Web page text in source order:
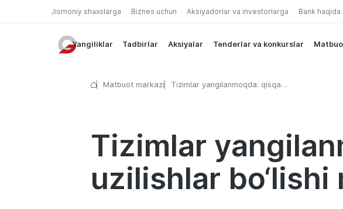
Jismoniy shaxslarga Biznes uchun Aksiyadorlar va investorlarga Bank haqida
Yangiliklar Tadbirlar Aksiyalar Tenderlar va konkurslar
Matbuot markazi
Tizimlar yangilanmoqda: qisqa
Tizimlar
uzilishlar bo‘lishi